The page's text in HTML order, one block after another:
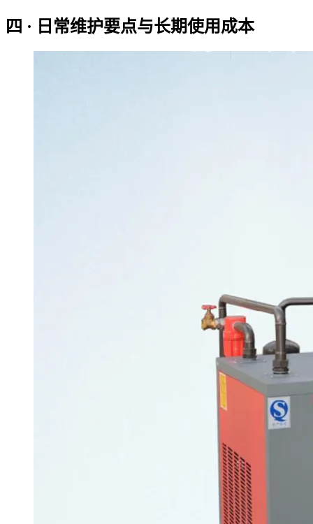
四 · 日常维护要点与长期使用成本